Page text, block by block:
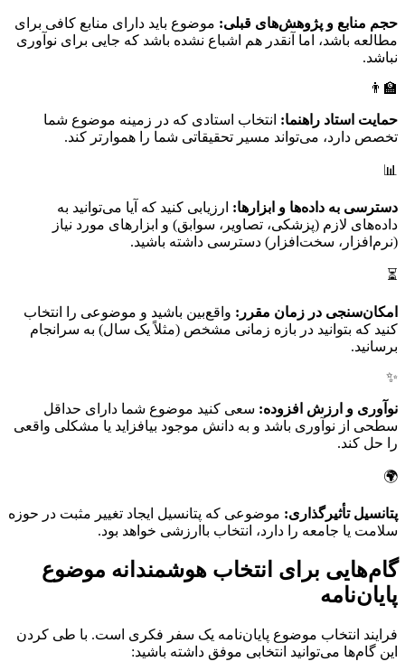
حجم منابع و پژوهش‌های قبلی: موضوع باید دارای منابع کافی برای
مطالعه باشد، اما آنقدر هم اشباع نشده باشد که جایی برای نوآوری
نباشد.
👨‍🏫
حمایت استاد راهنما: انتخاب استادی که در زمینه موضوع شما
تخصص دارد، می‌تواند مسیر تحقیقاتی شما را هموارتر کند.
📊
دسترسی به داده‌ها و ابزارها: ارزیابی کنید که آیا می‌توانید به
داده‌های لازم (پزشکی، تصاویر، سوابق) و ابزارهای مورد نیاز
(نرم‌افزار، سخت‌افزار) دسترسی داشته باشید.
⏳
امکان‌سنجی در زمان مقرر: واقع‌بین باشید و موضوعی را انتخاب
کنید که بتوانید در بازه زمانی مشخص (مثلاً یک سال) به سرانجام
برسانید.
✨
نوآوری و ارزش افزوده: سعی کنید موضوع شما دارای حداقل
سطحی از نوآوری باشد و به دانش موجود بیافزاید یا مشکلی واقعی
را حل کند.
🌍
پتانسیل تأثیرگذاری: موضوعی که پتانسیل ایجاد تغییر مثبت در حوزه
سلامت یا جامعه را دارد، انتخاب باارزشی خواهد بود.
گام‌هایی برای انتخاب هوشمندانه موضوع
پایان‌نامه
فرایند انتخاب موضوع پایان‌نامه یک سفر فکری است. با طی کردن
این گام‌ها می‌توانید انتخابی موفق داشته باشید: